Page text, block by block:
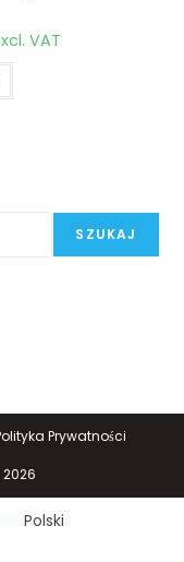
zł
VAT
Ten
ma
SZUKAJ
Prywatności
Polski